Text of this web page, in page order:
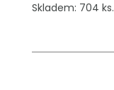
Skladem: 704 ks.